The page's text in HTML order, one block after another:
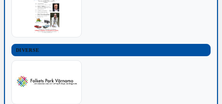
DIVERSE